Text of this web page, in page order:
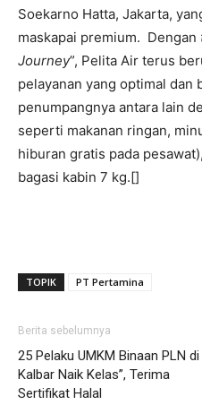
Soekarno Hatta, Jakarta,
maskapai premium. Dengan
Journey”, Pelita Air terus
pelayanan yang optimal dan
penumpangnya antara lain
seperti makanan ringan,
hiburan gratis pada
bagasi kabin 7 kg.[]
TOPIK PT Pertamina
Berita sebelumnya
25 Pelaku UMKM Binaan PLN di
Kalbar Naik Kelas”, Terima
Sertifikat Halal